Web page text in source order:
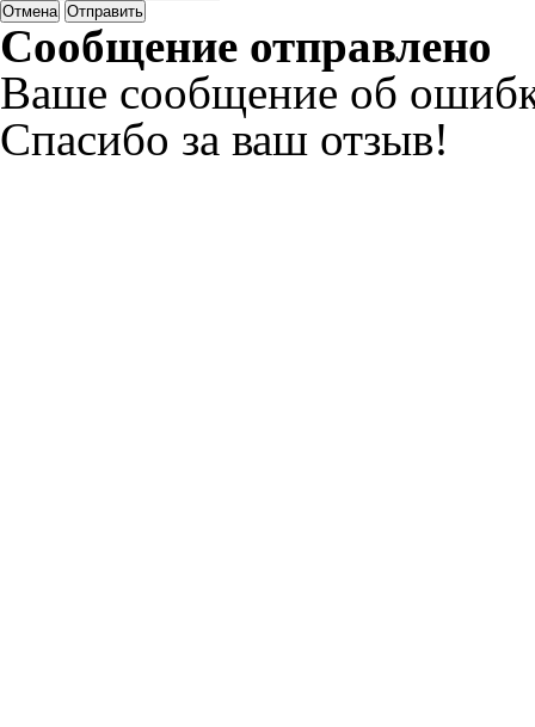
Отмена Отправить
Сообщение отправлено
Ваше сообщение об
Спасибо за ваш отзыв!